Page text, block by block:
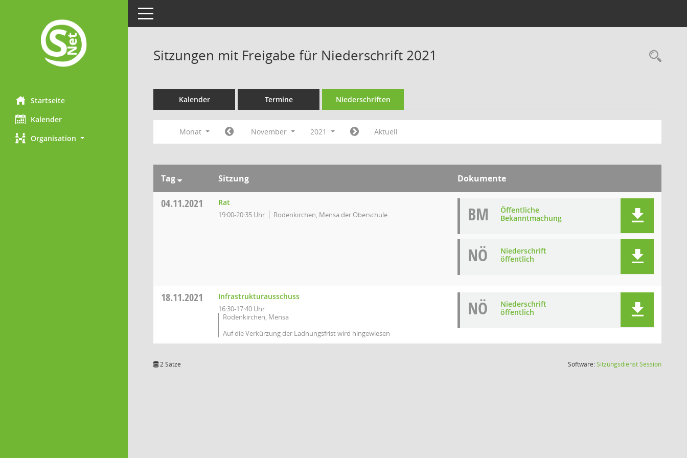
Startseite
Kalender
Organisation
Toggle navigation
Sitzungen mit Freigabe für Niederschrift 2021
Kalender Termine Niederschriften
Monat November 2021 Aktuell
Tag Sitzung Dokumente
04.11.2021 Rat
19:00-20:35 Uhr Rodenkirchen, Mensa der Oberschule BM
Öffentliche
Bekanntmachung
NÖ
Niederschrift
öffentlich
18.11.2021 Infrastrukturausschuss
16:30-17:40 Uhr
Rodenkirchen, Mensa
Auf die Verkürzung der Ladnungsfrist wird hingewiesen
NÖ
Niederschrift
öffentlich
2 Sätze Software:SitzungsdienstSession(Wird in